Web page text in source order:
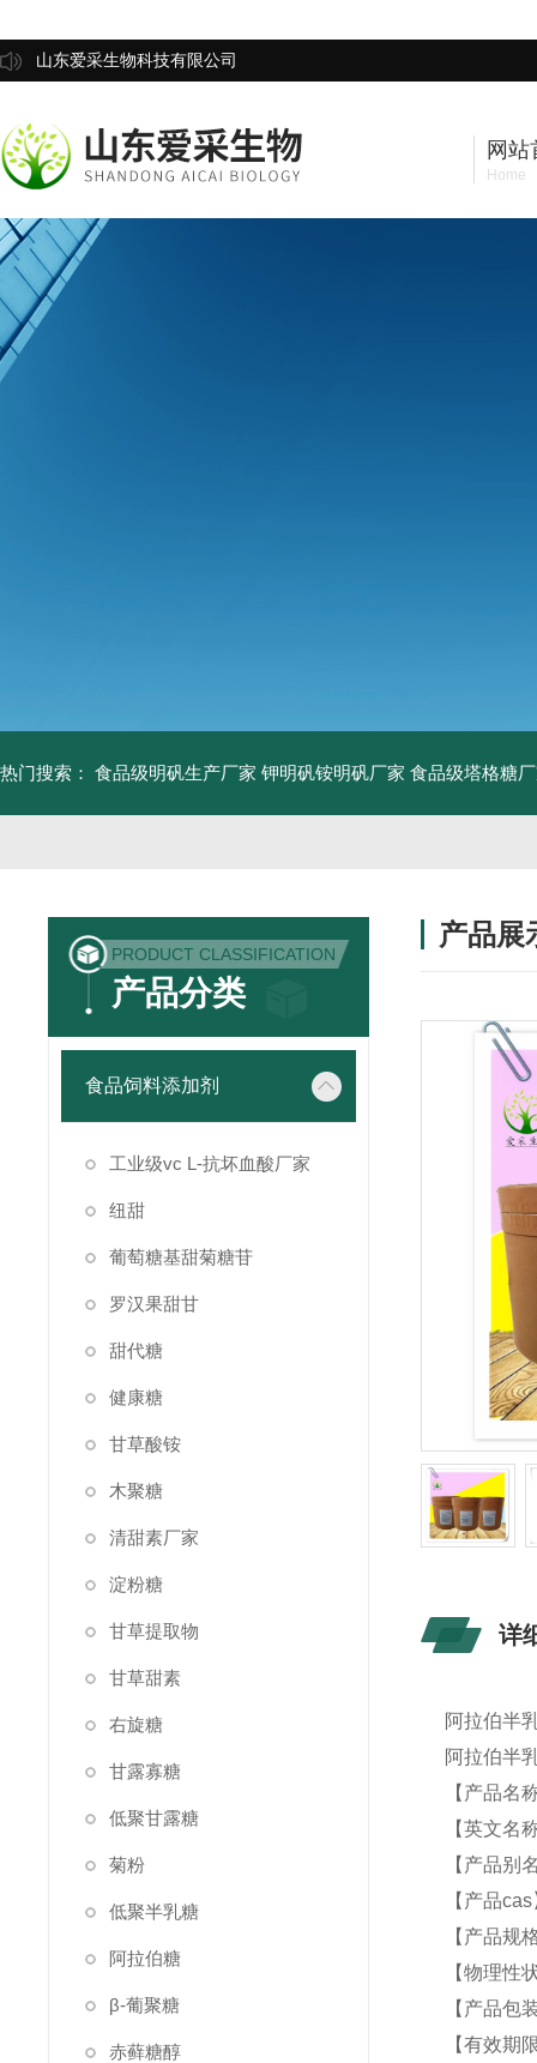
山东爱采生物科技有限公司
网站
Home
热门搜索： 食品级明矾生产厂家 钾明矾铵明矾厂家 食品级塔格糖
PRODUCT CLASSIFICATION
产品分类
食品饲料添加剂
工业级vc L-抗坏血酸厂家
纽甜
葡萄糖基甜菊糖苷
罗汉果甜甘
甜代糖
健康糖
甘草酸铵
木聚糖
清甜素厂家
淀粉糖
甘草提取物
甘草甜素
右旋糖
甘露寡糖
低聚甘露糖
菊粉
低聚半乳糖
阿拉伯糖
β-葡聚糖
赤藓糖醇
产品展
详
阿拉伯半
阿拉伯半
【产品名
【英文名
【产品别
【产品
【产品规
【物理性
【产品包
【有效期